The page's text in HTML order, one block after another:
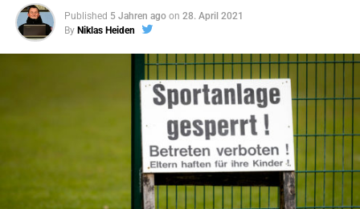
Published 5 Jahren ago on 28. April 2021
By Niklas Heiden